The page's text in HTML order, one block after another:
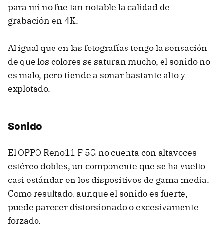
para mi no fue tan notable la calidad de
grabación en 4K.
Al igual que en las fotografías tengo la sensación
de que los colores se saturan mucho, el sonido no
es malo, pero tiende a sonar bastante alto y
explotado.
Sonido
El OPPO Reno11 F 5G no cuenta con altavoces
estéreo dobles, un componente que se ha vuelto
casi estándar en los dispositivos de gama media.
Como resultado, aunque el sonido es fuerte,
puede parecer distorsionado o excesivamente
forzado.